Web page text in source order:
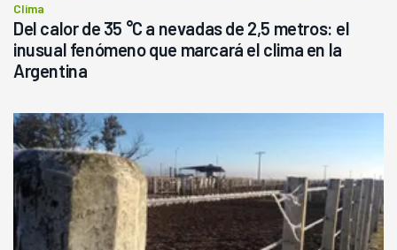
Clima
Del calor de 35 °C a nevadas de 2,5 metros: el
inusual fenómeno que marcará el clima en la
Argentina